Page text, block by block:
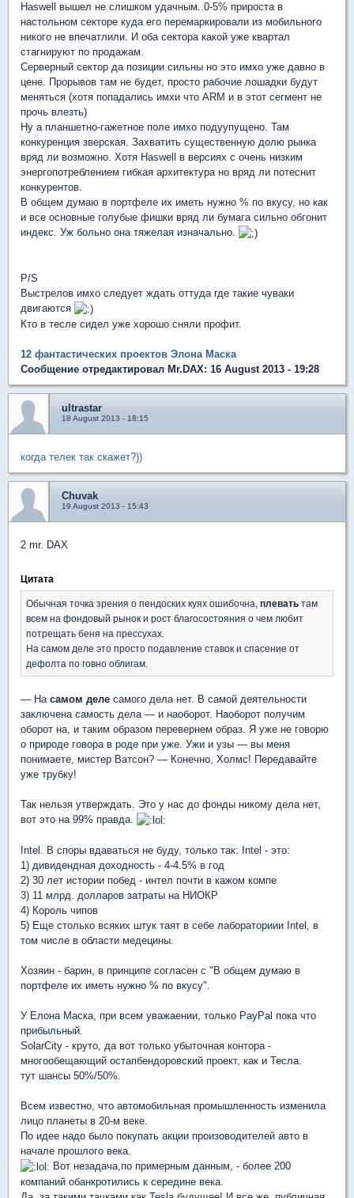
Haswell вышел не слишком удачным. 0-5% прироста в
настольном секторе куда его перемаркировали из мобильного
никого не впечатлили. И оба сектора какой уже квартал
стагнируют по продажам.
Серверный сектор да позиции сильны но это имхо уже давно в
цене. Прорывов там не будет, просто рабочие лошадки будут
меняться (хотя попадались имхи что ARM и в этот сегмент не
прочь влезть)
Ну а планшетно-гажетное поле имхо подуупущено. Там
конкуренция зверская. Захватить существенную долю рынка
вряд ли возможно. Хотя Haswell в версиях с очень низким
энергопотреблением гибкая архитектура но вряд ли потеснит
конкурентов.
В общем думаю в портфеле их иметь нужно % по вкусу, но как
и все основные голубые фишки вряд ли бумага сильно обгонит
индекс. Уж больно она тяжелая изначально.
P/S
Выстрелов имхо следует ждать оттуда где такие чуваки
двигаются
Кто в тесле сидел уже хорошо сняли профит.
12 фантастических проектов Элона Маска
Сообщение отредактировал Mr.DAX: 16 August 2013 - 19:28
ultrastar
18 August 2013 - 18:15
когда телек так скажет?))
Chuvak
19 August 2013 - 15:43
2 mr. DAX
Цитата
Обычная точка зрения о пендоских куях ошибочна, плевать там
всем на фондовый рынок и рост благосостояния о чем любит
потрещать беня на прессухах.
На самом деле это просто подавление ставок и спасение от
дефолта по говно облигам.
— На самом деле самого дела нет. В самой деятельности
заключена самость дела — и наоборот. Наоборот получим
оборот на, и таким образом перевернем образ. Я уже не говорю
о природе говора в роде при уже. Ужи и узы — вы меня
понимаете, мистер Ватсон? — Конечно, Холмс! Передавайте
уже трубку!
Так нельзя утверждать. Это у нас до фонды никому дела нет,
вот это на 99% правда.
Intel. В споры вдаваться не буду, только так: Intel - это:
1) дивидендная доходность - 4-4.5% в год
2) 30 лет истории побед - интел почти в кажом компе
3) 11 млрд. долларов затраты на НИОКР
4) Король чипов
5) Еще столько всяких штук таят в себе лабораториии Intel, в
том числе в области медецины.
Хозяин - барин, в принципе согласен с "В общем думаю в
портфеле их иметь нужно % по вкусу".
У Елона Маска, при всем уважаении, только PayPal пока что
прибыльный.
SolarCity - круто, да вот только убыточная контора -
многообещающий остапбендоровский проект, как и Тесла.
тут шансы 50%/50%.
Всем известно, что автомобильная промышленность изменила
лицо планеты в 20-м веке.
По идее надо было покупать акции произоводителей авто в
начале прошлого века.
Вот незадача,по примерным данным, - более 200
компаний обанкротились к середине века.